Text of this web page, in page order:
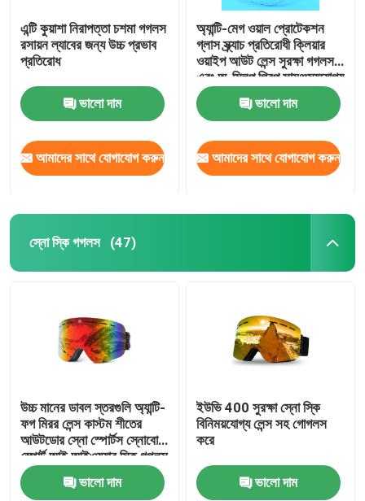
এন্টি কুয়াশা নিরাপত্তা চশমা গগলস
রসায়ন ল্যাবের জন্য উচ্চ প্রভাব
প্রতিরোধ
ভালো দাম
আমাদের সাথে যোগাযোগ করুন
অ্যান্টি-মেগ ওয়াল প্রোটেকশন
গ্লাস স্ক্র্যাচ প্রতিরোধী ক্লিয়ার
ওয়াইপ আউট লেন্স সুরক্ষা গগলস
এবং অ-স্লিপ গ্রিপ সামঞ্জস্যযোগ্য
মন্দির ল্যাব গগলস
ভালো দাম
আমাদের সাথে যোগাযোগ করুন
স্নো স্কি গগলস (47)
উচ্চ মানের ডাবল স্তরগুলি অ্যান্টি-
ফগ মিরর লেন্স কাস্টম শীতের
আউটডোর স্নো স্পোর্টস স্নোবোর্ড
স্পোর্ট আই আইওয়্যার স্কি গগলস
ভালো দাম
ইউভি 400 সুরক্ষা স্নো স্কি
বিনিময়যোগ্য লেন্স সহ গোগলস
করে
ভালো দাম